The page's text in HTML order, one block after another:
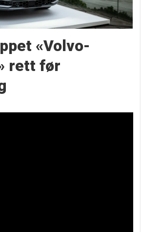
«Volvo-
rett før